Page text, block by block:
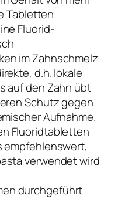
Tabletten
Fluorid-
im Zahnschmelz
d.h. lokale
auf den Zahn übt
Schutz gegen
Aufnahme.
Fluoridtabletten
empfehlenswert,
verwendet wird
durchgeführt